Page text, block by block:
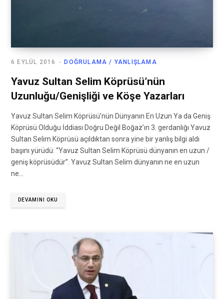
DOĞRULAMA / YANLIŞLAMA
6 EYLÜL 2016
Yavuz Sultan Selim Köprüsü’nün
Uzunluğu/Genişliği ve Köşe Yazarları
Yavuz Sultan Selim Köprüsü’nün Dünyanın En Uzun Ya da Geniş
Köprüsü Olduğu İddiası Doğru Değil Boğaz’ın 3. gerdanlığı Yavuz
Sultan Selim Köprüsü açıldıktan sonra yine bir yanlış bilgi aldı
başını yürüdü: “Yavuz Sultan Selim Köprüsü dünyanın en uzun /
geniş köprüsüdür”. Yavuz Sultan Selim dünyanın ne en uzun
ne…
DEVAMINI OKU